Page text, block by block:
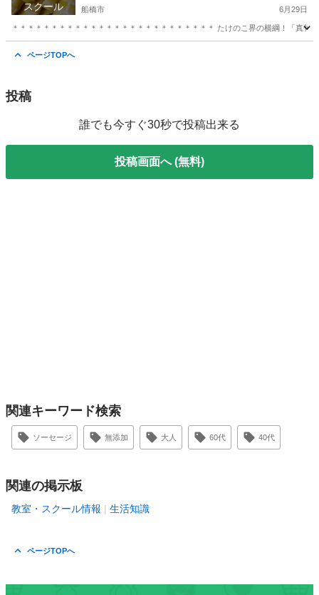
スクール 船橋市 6月29日
＊＊＊＊＊＊＊＊＊＊＊＊＊＊＊＊＊＊＊＊＊＊＊＊＊＊ たけのこ界の横綱！「真
ページTOPへ
投稿
誰でも今すぐ30秒で投稿出来る
投稿画面へ (無料)
関連キーワード検索
ソーセージ 無添加 大人 60代 40代
関連の掲示板
教室・スクール情報 生活知識
ページTOPへ